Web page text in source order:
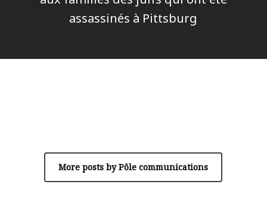
assassinés à Pittsburg
More posts by Pôle communications